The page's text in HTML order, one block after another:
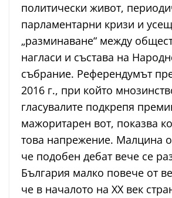
политически живот,
парламентарни кризи и
„разминаване“ между
нагласи и състава на
събрание. Референдумът
2016 г., при който
гласувалите подкрепя
мажоритарен вот, показва
това напрежение. Малцина
че подобен дебат вече се
България малко повече от
че в началото на XX век